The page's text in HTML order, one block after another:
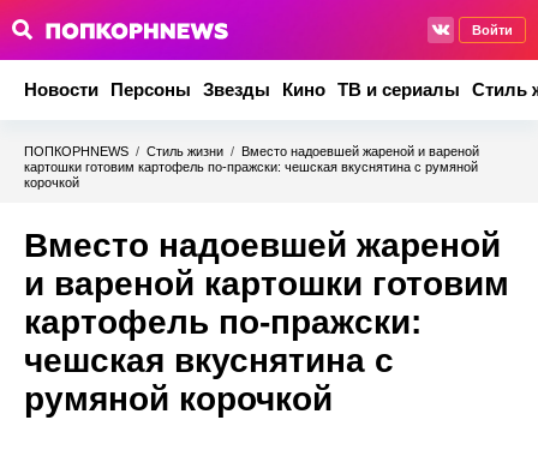
Войти
Новости Персоны Звезды Кино ТВ и сериалы Стиль
ПОПКОРНNEWS / Стиль жизни / Вместо надоевшей жареной и вареной
картошки готовим картофель по-пражски: чешская вкуснятина с румяной
корочкой
Вместо надоевшей жареной
и вареной картошки готовим
картофель по-пражски:
чешская вкуснятина с
румяной корочкой